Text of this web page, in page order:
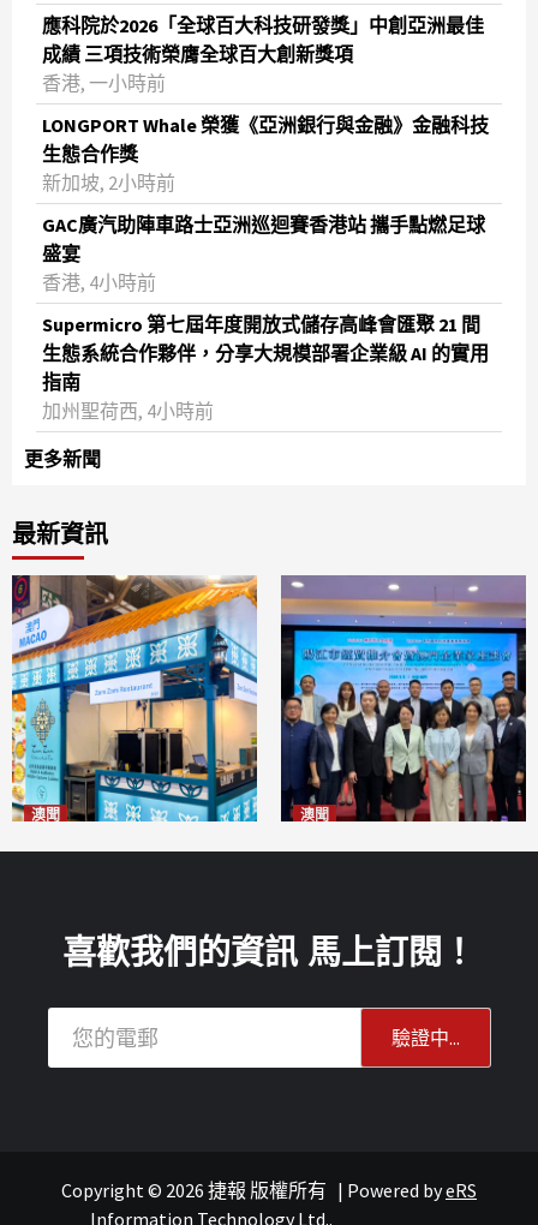
應科院於2026「全球百大科技研發獎」中創亞洲最佳
成績 三項技術榮膺全球百大創新獎項
香港, 一小時前
LONGPORT Whale 榮獲《亞洲銀行與金融》金融科技
生態合作獎
新加坡, 2小時前
GAC廣汽助陣車路士亞洲巡迴賽香港站 攜手點燃足球
盛宴
香港, 4小時前
Supermicro 第七屆年度開放式儲存高峰會匯聚 21 間
生態系統合作夥伴，分享大規模部署企業級 AI 的實用
指南
加州聖荷西, 4小時前
更多新聞
最新資訊
澳聞 澳聞
葡語國家經貿
喜歡我們的資訊 馬上訂閱！
Copyright © 2026 捷報 版權所有 | Powered byeRS
Information Technology Ltd..